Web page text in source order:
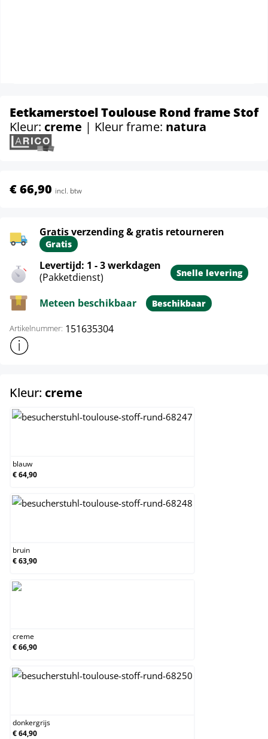
Eetkamerstoel Toulouse Rond frame Stof
Kleur: creme | Kleur frame: natura
€ 66,90 incl. btw
Gratis verzending & gratis retourneren
Gratis
Levertijd: 1 - 3 werkdagen
(Pakketdienst)
Snelle levering
Meteen beschikbaar Beschikbaar
Artikelnummer: 151635304
Toon meer productinformatie
Kleur: creme
blauw
€ 64,90
bruin
€ 63,90
creme
€ 66,90
donkergrijs
€ 64,90